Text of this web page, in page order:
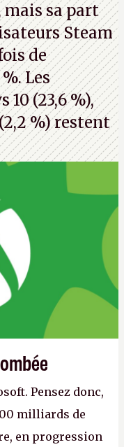
mais sa part
Steam
de
Les
(23,6 %),
%) restent
Pensez donc,
milliards de
en progression